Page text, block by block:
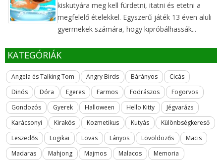
kiskutyára meg kell fürdetni, itatni és etetni a
megfelelő ételekkel. Egyszerű játék 13 éven aluli
gyermekek számára, hogy kipróbálhassák...
KATEGÓRIÁK
Angela és Talking Tom Angry Birds Bárányos
Cicás
Dinós
Dóra Egeres Farmos Fodrászos
Fogorvos
Gondozós
Gyerek Halloween Hello Kitty
Jégvarázs
Karácsonyi
Kirakós Kozmetikus Kutyás
Különbségkereső
Leszedős
Logikai Lovas Lányos Lövöldözős
Macis
Madaras
Mahjong Majmos Malacos Memoria